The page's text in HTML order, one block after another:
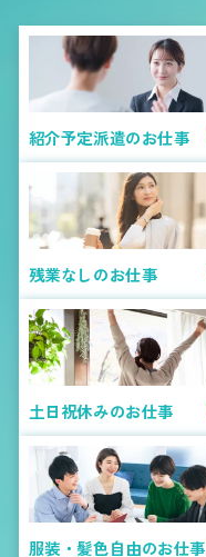
紹介予定派遣のお仕事
残業なしのお仕事
土日祝休みのお仕事
服装・髪色自由のお仕事